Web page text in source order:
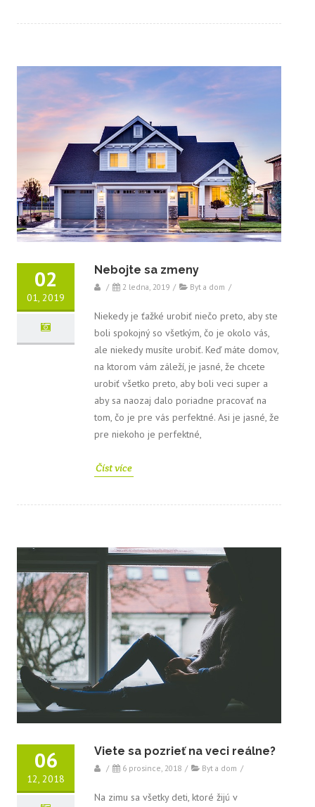
02
01, 2019
Nebojte sa zmeny
/ 2 ledna, 2019 / Byt a dom /
Niekedy je ťažké urobiť niečo preto, aby ste
boli spokojný so všetkým, čo je okolo vás,
ale niekedy musíte urobiť. Keď máte domov,
na ktorom vám záleží, je jasné, že chcete
urobiť všetko preto, aby boli veci super a
aby sa naozaj dalo poriadne pracovať na
tom, čo je pre vás perfektné. Asi je jasné, že
pre niekoho je perfektné,
Číst více
06
12, 2018
Viete sa pozrieť na veci reálne?
/ 6 prosince, 2018 / Byt a dom /
Na zimu sa všetky deti, ktoré žijú v